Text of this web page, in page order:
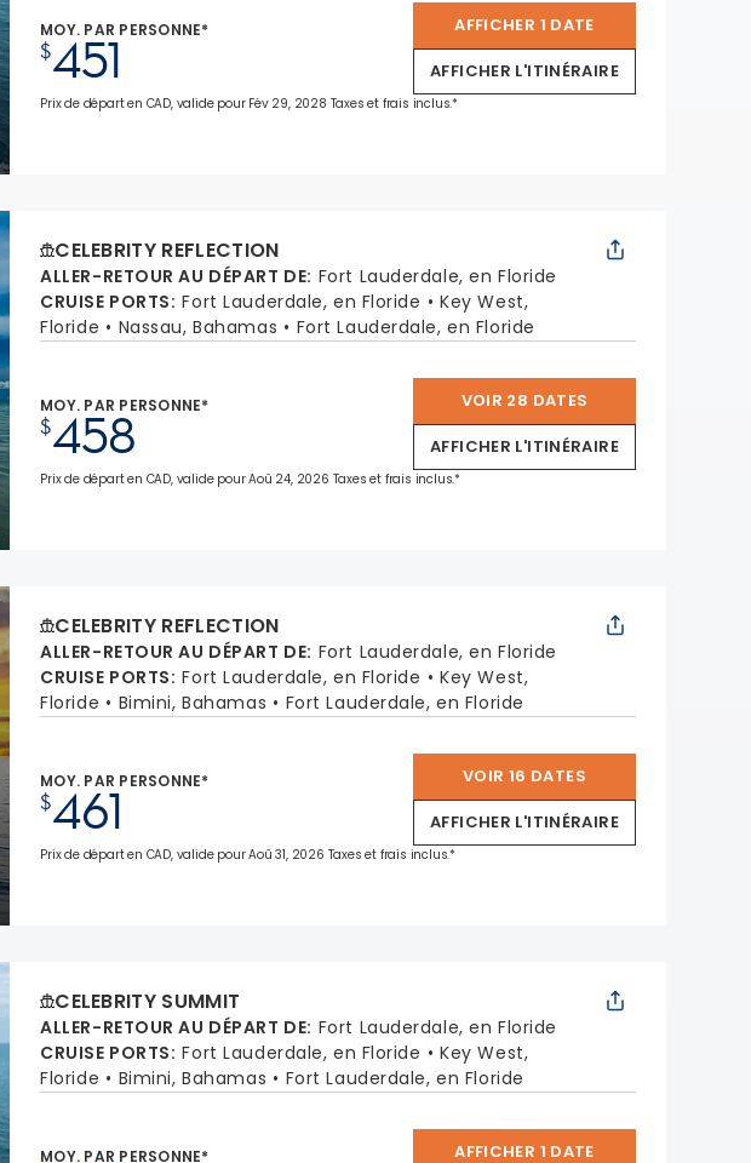
MOY. PAR PERSONNE*
$451
AFFICHER 1 DATE
AFFICHER L'ITINÉRAIRE
Prix de départ en CAD, valide pour Fév 29, 2028 Taxes et frais inclus.*
CELEBRITY REFLECTION
ALLER-RETOUR AU DÉPART DE: Fort Lauderdale, en Floride
CRUISE PORTS: Fort Lauderdale, en Floride
Key West,
Floride
Nassau, Bahamas Fort Lauderdale, en Floride
MOY. PAR PERSONNE*
$458
VOIR 28 DATES
AFFICHER L'ITINÉRAIRE
Prix de départ en CAD, valide pour Aoû 24, 2026 Taxes et frais inclus.*
CELEBRITY REFLECTION
ALLER-RETOUR AU DÉPART DE: Fort Lauderdale, en Floride
CRUISE PORTS: Fort Lauderdale, en Floride
Key West,
Floride
Bimini, Bahamas Fort Lauderdale, en Floride
MOY. PAR PERSONNE*
$461
VOIR 16 DATES
AFFICHER L'ITINÉRAIRE
Prix de départ en CAD, valide pour Aoû 31, 2026 Taxes et frais inclus.*
CELEBRITY SUMMIT
ALLER-RETOUR AU DÉPART DE: Fort Lauderdale, en Floride
CRUISE PORTS: Fort Lauderdale, en Floride
Key West,
Floride
Bimini, Bahamas Fort Lauderdale, en Floride
MOY. PAR PERSONNE*
AFFICHER 1 DATE